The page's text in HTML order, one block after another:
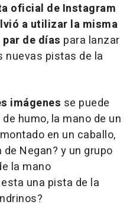
oficial de Instagram
a utilizar la misma
de días para lanzar
pistas de la
imágenes se puede
humo, la mano de un
en un caballo,
Negan? y un grupo
la mano
una pista de la